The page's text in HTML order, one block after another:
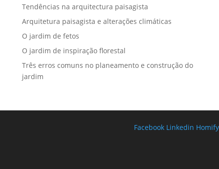
Tendências na arquitectura paisagista
Arquitetura paisagista e alterações climáticas
O jardim de fetos
O jardim de inspiração florestal
Três erros comuns no planeamento e construção do
jardim
Facebook Linkedin Homify